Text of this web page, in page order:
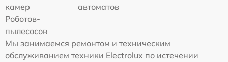
камер
автоматов
Роботов-
пылесосов
Мы занимаемся ремонтом и техническим
обслуживанием техники Electrolux по истечении